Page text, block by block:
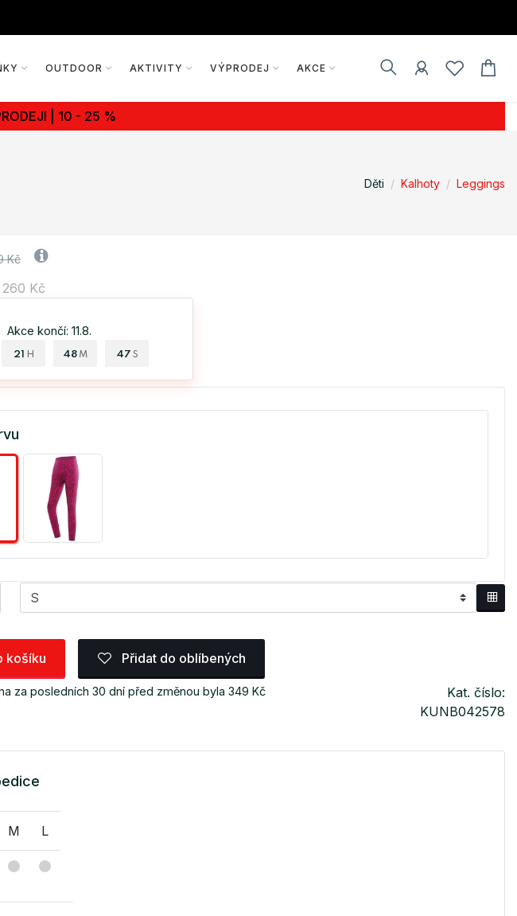
OUTDOOR AKTIVITY VÝPRODEJ AKCE
| 10 - 25 %
Děti Kalhoty Leggings
Kč
Kč
Akce končí: 11.8.
21 H 48 M 46 S
košíku Přidat do oblíbených
za posledních 30 dní před změnou byla 349 Kč
Kat. číslo:
KUNB042578
M L